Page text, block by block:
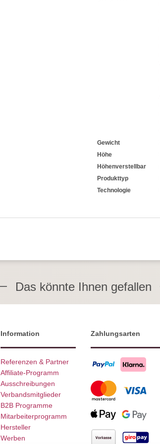
Gewicht
Höhe
Höhenverstellbar
Produkttyp
Technologie
Das könnte Ihnen gefallen
Information
Referenzen & Partner
Affiliate-Programm
Ausschreibungen
Verbandsmitglieder
B2B Programme
Mitarbeiterprogramm
Hersteller
Werben
Zahlungsarten